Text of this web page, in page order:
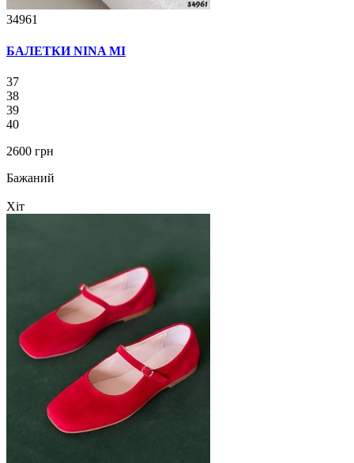
34961
БАЛЕТКИ NINA MI
37
38
39
40
2600 грн
Бажаний
Хіт